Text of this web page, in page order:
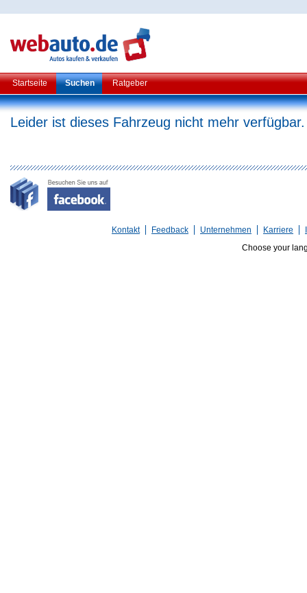
Startseite Suchen Ratgeber
Leider ist dieses Fahrzeug nicht mehr verfügbar.
Kontakt Feedback Unternehmen Karriere
Choose your